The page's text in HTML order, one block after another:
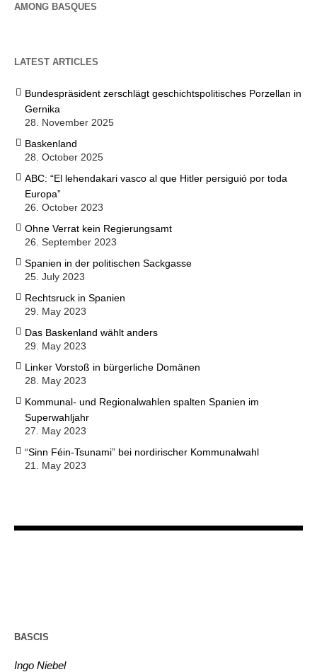
AMONG BASQUES
LATEST ARTICLES
Bundespräsident zerschlägt geschichtspolitisches Porzellan in
Gernika
28. November 2025
Baskenland
28. October 2025
ABC: “El lehendakari vasco al que Hitler persiguió por toda
Europa”
26. October 2023
Ohne Verrat kein Regierungsamt
26. September 2023
Spanien in der politischen Sackgasse
25. July 2023
Rechtsruck in Spanien
29. May 2023
Das Baskenland wählt anders
29. May 2023
Linker Vorstoß in bürgerliche Domänen
28. May 2023
Kommunal- und Regionalwahlen spalten Spanien im
Superwahljahr
27. May 2023
“Sinn Féin-Tsunami” bei nordirischer Kommunalwahl
21. May 2023
BASCIS
Ingo Niebel